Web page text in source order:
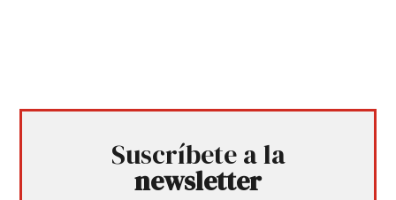
Suscríbete a la
newsletter